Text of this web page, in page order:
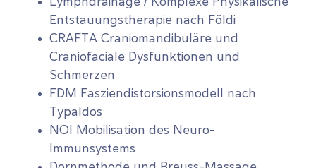
Entstauungstherapie nach Földi
CRAFTA Craniomandibuläre und
Craniofaciale Dysfunktionen und
Schmerzen
FDM Fasziendistorsionsmodell nach
Typaldos
NOI Mobilisation des Neuro-
Immunsystems